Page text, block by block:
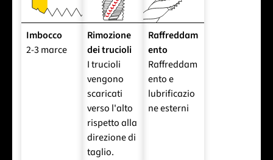
Imbocco
2-3 marce
Rimozione
dei trucioli
I trucioli
vengono
scaricati
verso l'alto
rispetto alla
direzione di
taglio.
Raffreddam
ento
Raffreddam
ento e
lubrificazio
ne esterni